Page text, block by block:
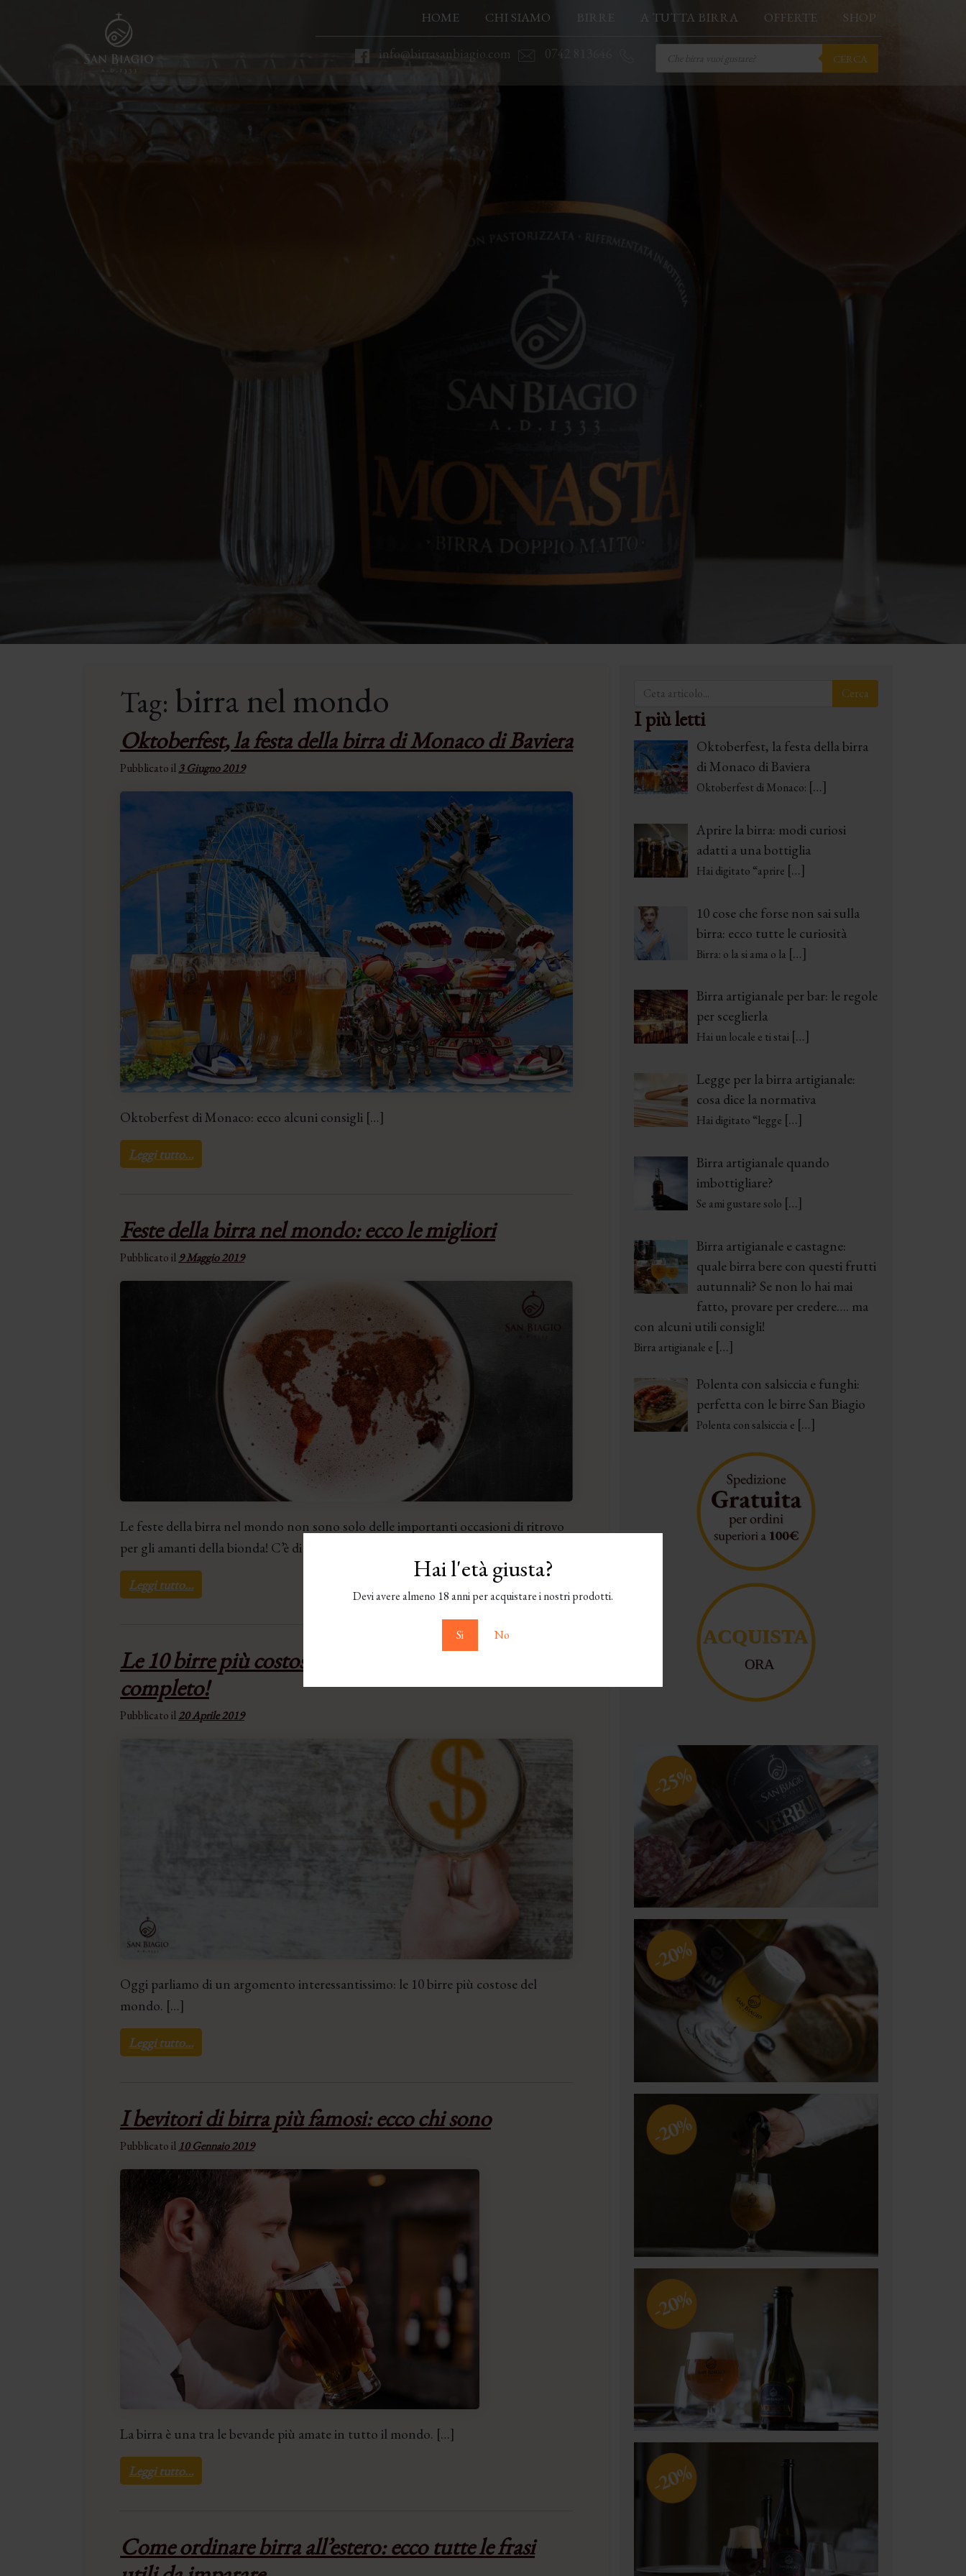
Hai l'età giusta?
Devi avere almeno 18 anni per acquistare i nostri prodotti.
Si No
HOME CHI SIAMO BIRRE A TUTTA BIRRA OFFERTE SHOP
info@birrasanbiagio.com 0742 813646 search CERCA
Tag: birra nel mondo
Oktoberfest, la festa della birra di Monaco di Baviera
Pubblicato il3 Giugno 2019
Oktoberfest di Monaco: ecco alcuni consigli […]
Leggi tutto…
Feste della birra nel mondo: ecco le migliori
Pubblicato il9 Maggio 2019
Le feste della birra nel mondo non sono solo delle importanti occasioni di ritrovo
per gli amanti della bionda! C’è di più… Pronto a scoprirle? […]
Leggi tutto…
Le 10 birre più costose del mondo: l’elenco
completo!
Pubblicato il20 Aprile 2019
Oggi parliamo di un argomento interessantissimo: le 10 birre più costose del
mondo. […]
Leggi tutto…
I bevitori di birra più famosi: ecco chi sono
Pubblicato il 10 Gennaio 2019
La birra è una tra le bevande più amate in tutto il mondo. […]
Leggi tutto…
Come ordinare birra all’estero: ecco tutte le frasi
I più letti
Oktoberfest, la festa della birra
di Monaco di Baviera
Oktoberfest di Monaco: […]
Aprire la birra: modi curiosi
adatti a una bottiglia
Hai digitato “aprire […]
10 cose che forse non sai sulla
birra: ecco tutte le curiosità
Birra: o la si ama o la […]
Birra artigianale per bar: le regole
per sceglierla
Hai un locale e ti stai […]
Legge per la birra artigianale:
cosa dice la normativa
Hai digitato “legge […]
Birra artigianale quando
imbottigliare?
Se ami gustare solo […]
Birra artigianale e castagne:
quale birra bere con questi frutti
autunnali? Se non lo hai mai
fatto, provare per credere…. ma
con alcuni utili consigli!
Birra artigianale e […]
Polenta con salsiccia e funghi:
perfetta con le birre San Biagio
Polenta con salsiccia e […]